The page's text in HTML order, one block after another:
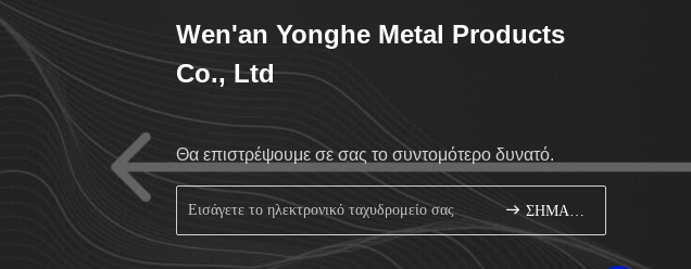
Wen'an Yonghe Metal Products
Co., Ltd
Θα επιστρέψουμε σε σας το συντομότερο δυνατό.
ΣΗΜΑΔΙ ΕΠΑΝΩ